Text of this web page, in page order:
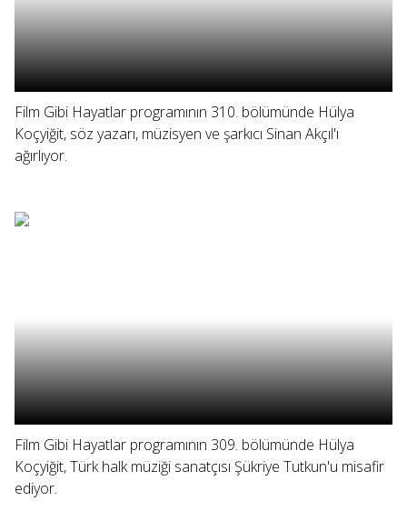
Film Gibi Hayatlar programının 310. bölümünde Hülya
Koçyiğit, söz yazarı, müzisyen ve şarkıcı Sinan Akçıl'ı
ağırlıyor.
Film Gibi Hayatlar programının 309. bölümünde Hülya
Koçyiğit, Türk halk müziği sanatçısı Şükriye Tutkun'u misafir
ediyor.